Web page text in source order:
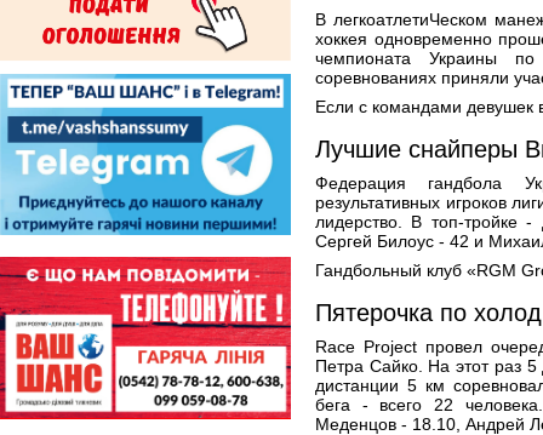
В легкоатлетиЧеском
хоккея одновременно
чемпионата Украины
соревнованиях приняли
Если с командами девушек
Лучшие снайперы
Федерация гандбола
результативных игроков
лидерство. В топ-тройке -
Сергей Билоус - 42 и
Гандбольный клуб «RGM
Пятерочка по
Race Project провел
Петра Сайко. На этот раз 5
дистанции 5 км
бега - всего 22
Меденцов - 18.10, Андрей